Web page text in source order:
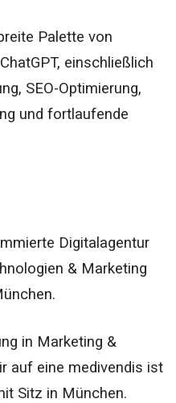
Palette von
einschließlich
SEO-Optimierung,
und fortlaufende
Digitalagentur
& Marketing
in Marketing &
auf eine medivendis ist
Sitz in München.